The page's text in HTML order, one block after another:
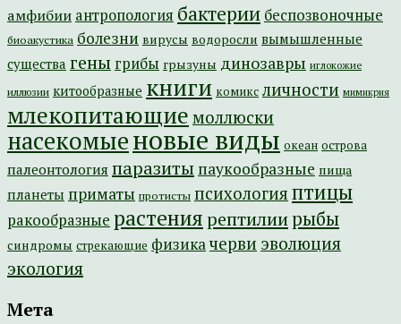
амфибии антропология бактерии беспозвоночные
биоакустика болезни вирусы водоросли вымышленные
существа гены грибы грызуны динозавры иглокожие
иллюзии китообразные книги комикс личности мимикрия
млекопитающие моллюски
насекомыеновые виды океан острова
палеонтология паразиты паукообразные пища
планеты приматы протисты психология птицы
ракообразные растениярептилиирыбы
синдромы стрекающие физикачерви эволюция
экология
Мета